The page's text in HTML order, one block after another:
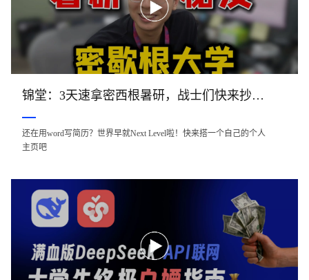
锦堂：3天速拿密西根暑研，战士们快来抄作业
还在用word写简历？世界早就Next Level啦！快来搭一个自己的个人
主页吧